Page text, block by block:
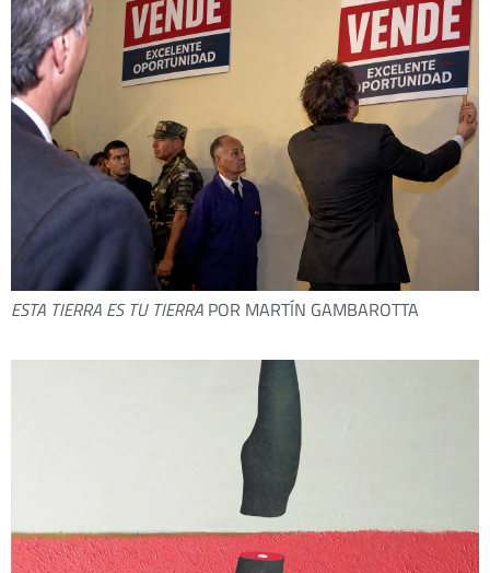
ESTA TIERRA ES TU TIERRA POR MARTÍN GAMBAROTTA